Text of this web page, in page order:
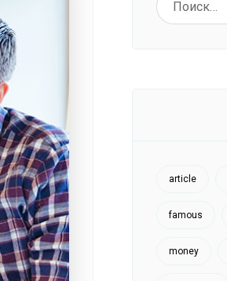
article
famous
money